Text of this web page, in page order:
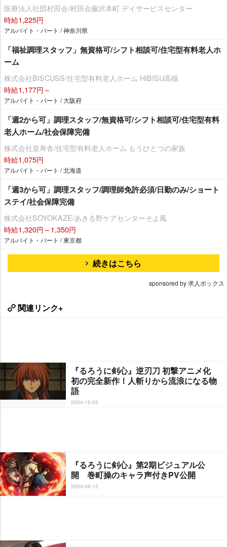
医療法人社団村田会/村田会藤沢本町 デイサービスセンター
時給1,225円
アルバイト・パート / 神奈川県
「福祉調理スタッフ」無資格可/シフト相談可/住宅型有料老人ホ
ーム
株式会社BISCUSS/住宅型有料老人ホーム HIBISU高槻
時給1,177円～
アルバイト・パート / 大阪府
「週2から可」調理スタッフ/無資格可/シフト相談可/住宅型有料
老人ホーム/社会保障完備
株式会社皇寿舎/住宅型有料老人ホーム もうひとつの家族
時給1,075円
アルバイト・パート / 北海道
「週3から可」調理スタッフ/調理師免許必須/日勤のみ/ショート
ステイ/社会保障完備
株式会社SOYOKAZE/あきる野ケアセンターそよ風
時給1,320円～1,350円
アルバイト・パート / 東京都
続きはこちら
sponsored by 求人ボックス
関連リンク+
『るろうに剣心』逆刃刀 初撃アニメ化
初の完全新作！人斬りから流浪になる物
語
2024-12-03
『るろうに剣心』第2期ビジュアル公
開 巻町操のキャラ声付きPV公開
2024-08-13